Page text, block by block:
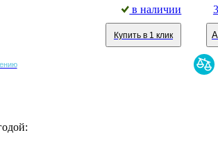
в наличии
Купить в 1 клик